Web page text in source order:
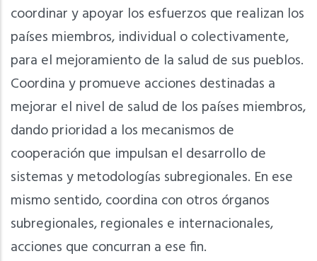
coordinar y apoyar los esfuerzos que realizan los
países miembros, individual o colectivamente,
para el mejoramiento de la salud de sus pueblos.
Coordina y promueve acciones destinadas a
mejorar el nivel de salud de los países miembros,
dando prioridad a los mecanismos de
cooperación que impulsan el desarrollo de
sistemas y metodologías subregionales. En ese
mismo sentido, coordina con otros órganos
subregionales, regionales e internacionales,
acciones que concurran a ese fin.